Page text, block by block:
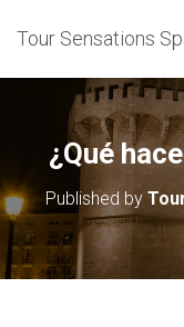
Tour Sensations
¿Qué
Published by